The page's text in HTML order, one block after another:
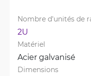
Nombre d'unités de
2U
Matériel
Acier galvanisé
Dimensions